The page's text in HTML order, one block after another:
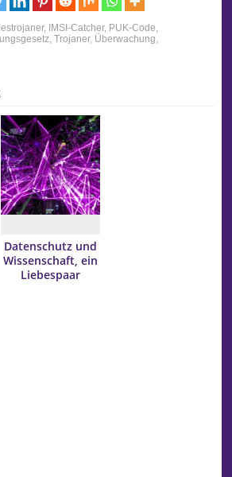
, IMSI-Catcher, PUK-Code,
, Trojaner, Überwachung,
Datenschutz und
Wissenschaft, ein
Liebespaar